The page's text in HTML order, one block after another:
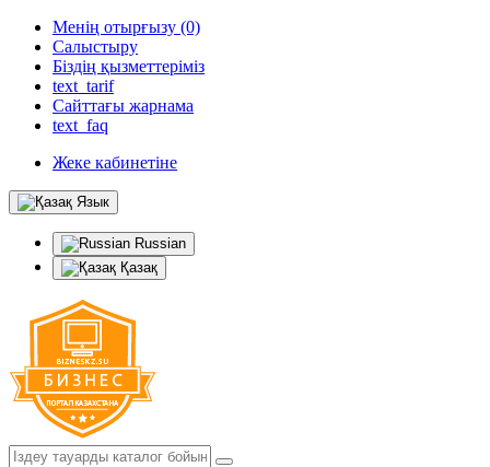
Менің отырғызу (0)
Салыстыру
Біздің қызметтеріміз
text_tarif
Сайттағы жарнама
text_faq
Жеке кабинетіне
Язык
Russian
Қазақ